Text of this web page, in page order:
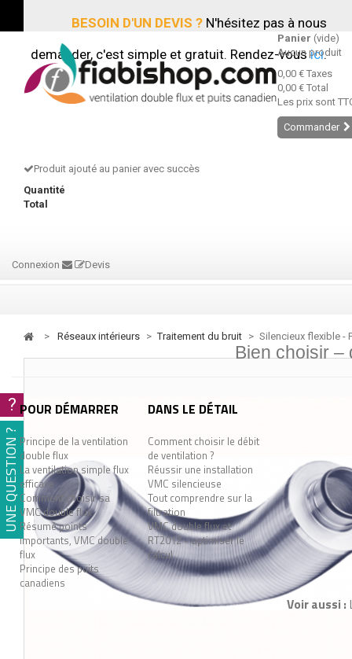
BESOIN D'UN DEVIS ?N'hésitez pas à nous
demander, c'est simple et gratuit. Rendez-vousici.
Panier (vide)
Aucun produit
0,00 € Taxes
0,00 € Total
Les prix sont
Commander
Produit ajouté au panier avec succès
Quantité
Total
Connexion Devis
Bien choisir –
POUR DÉMARRER
Principe de la ventilation
double flux
La ventilation simple flux
efficace
Comment choisir sa
VMC double flux
Résumé points
importants, VMC double
flux
Principe des puits
canadiens
DANS LE DÉTAIL
Comment choisir le débit
de ventilation ?
Réussir une installation
VMC silencieuse
Tout comprendre sur la
filtration
VMC double flux et
RT2012 - optimiser le
calcul
Voir aussi :
> réseaux intérieurs > traitement du bruit > Silencieux flexible -
?
UNE QUESTION ?